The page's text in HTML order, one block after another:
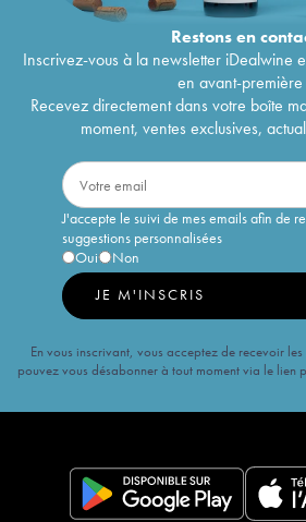
Restons en
Inscrivez-vous à la newsletter iDealwine
en avant-première
Recevez directement dans votre boîte
moment, ventes exclusives,
J'accepte le suivi de mes emails afin de
suggestions personnalisées
Oui
Non
JE M'INSCRIS
En vous inscrivant, vous acceptez de recevoir
pouvez vous désabonner à tout moment via le lien